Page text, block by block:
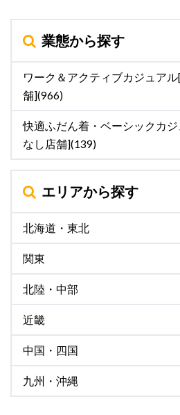
業態から探す
ワーク＆アクティブカジュア
舗](966)
快適ふだん着・ベーシックカ
なし店舗](139)
エリアから探す
北海道・東北
関東
北陸・中部
近畿
中国・四国
九州・沖縄